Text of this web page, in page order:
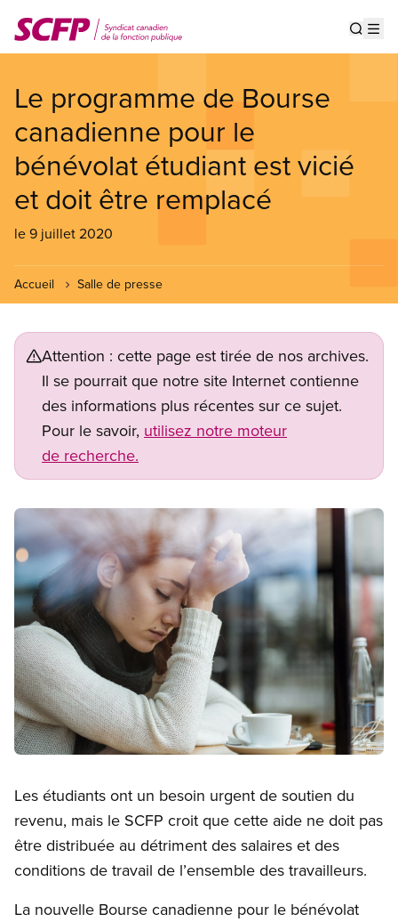
au
contenu
Le programme de Bourse
canadienne pour le
bénévolat étudiant est vicié
et doit être remplacé
le 9 juillet 2020
Accueil Salle de presse
Attention : cette page est tirée de nos archives.
Il se pourrait que notre site Internet contienne
des informations plus récentes sur ce sujet.
Pour le savoir, utilisez notre moteur
de recherche.
Image
Les étudiants ont un besoin urgent de soutien du
revenu, mais le SCFP croit que cette aide ne doit pas
être distribuée au détriment des salaires et des
conditions de travail de l’ensemble des travailleurs.
La nouvelle Bourse canadienne pour le bénévolat